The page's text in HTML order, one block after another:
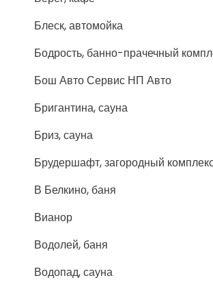
Блеск, автомойка
Бодрость, банно-прачечный
Бош Авто Сервис НП Авто
Бригантина, сауна
Бриз, сауна
Брудершафт, загородный
В Белкино, баня
Вианор
Водолей, баня
Водопад, сауна